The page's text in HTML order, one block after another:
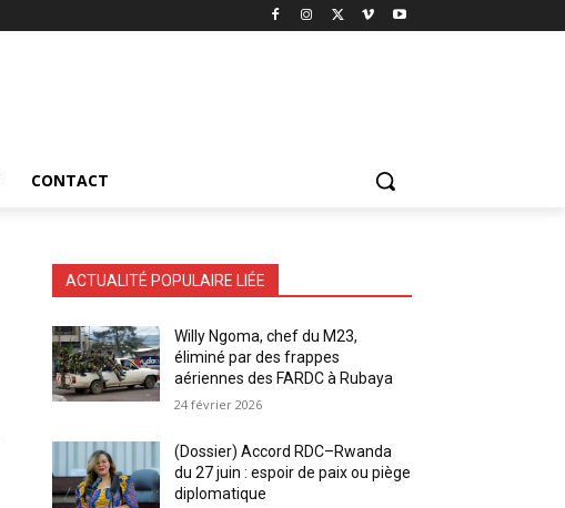
CONTACT
ACTUALITÉ POPULAIRE LIÉE
Willy Ngoma, chef du M23,
éliminé par des frappes
aériennes des FARDC à Rubaya
24 février 2026
(Dossier) Accord RDC–Rwanda
du 27 juin : espoir de paix ou piège
diplomatique